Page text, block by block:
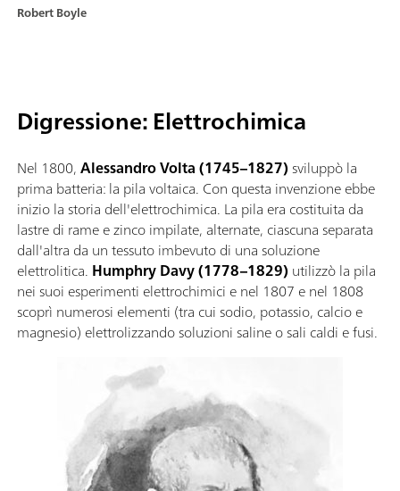
Robert Boyle
Digressione: Elettrochimica
Nel 1800,Alessandro Volta (1745–1827)sviluppò la
prima batteria: la pila voltaica. Con questa invenzione ebbe
inizio la storia dell'elettrochimica. La pila era costituita da
lastre di rame e zinco impilate, alternate, ciascuna separata
dall'altra da un tessuto imbevuto di una soluzione
elettrolitica. Humphry Davy (1778–1829) utilizzò la pila
nei suoi esperimenti elettrochimici e nel 1807 e nel 1808
scoprì numerosi elementi (tra cui sodio, potassio, calcio e
magnesio) elettrolizzando soluzioni saline o sali caldi e fusi.